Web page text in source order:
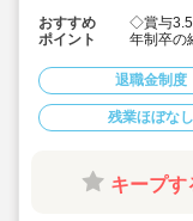
おすすめ
ポイント
◇賞与3.5
年制卒の
給
◇安定し
◇有給休
リフレッ
◇職員配
◇宿舎借
◇積立金
退職金制度
残業ほぼなし
キープす